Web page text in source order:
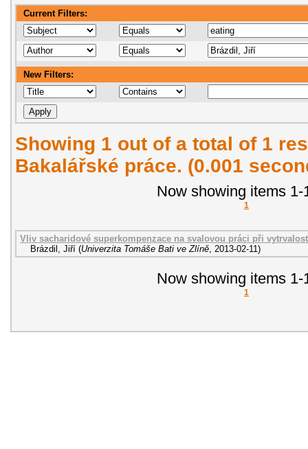
Current Filters:
New Filters:
Showing 1 out of a total of 1
Bakalářské práce. (0.001
Now showing items 1-
1
Vliv sacharidové superkompenzace na svalovou práci při
Brázdil, Jiří (Univerzita Tomáše Bati ve Zlíně, 2013-02-11)
Now showing items 1-
1